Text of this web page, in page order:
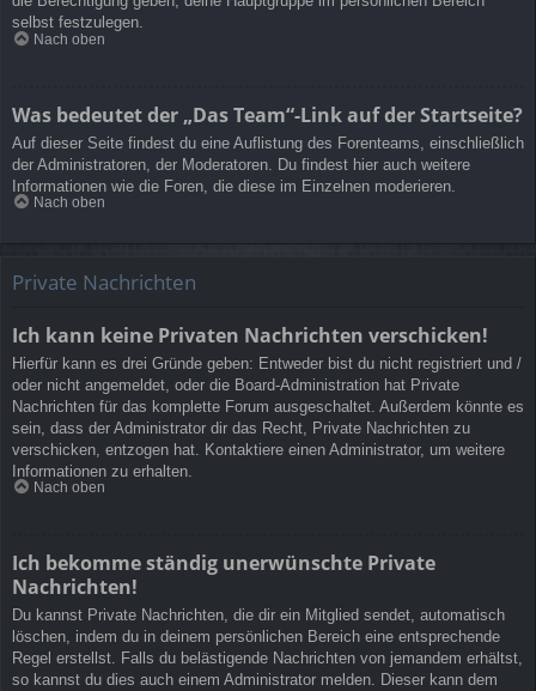
selbst festzulegen.
Nach oben
Was bedeutet der „Das Team“-Link auf der Startseite?
Auf dieser Seite findest du eine Auflistung des Forenteams, einschließlich
der Administratoren, der Moderatoren. Du findest hier auch weitere
Informationen wie die Foren, die diese im Einzelnen moderieren.
Nach oben
Private Nachrichten
Ich kann keine Privaten Nachrichten verschicken!
Hierfür kann es drei Gründe geben: Entweder bist du nicht registriert und /
oder nicht angemeldet, oder die Board-Administration hat Private
Nachrichten für das komplette Forum ausgeschaltet. Außerdem könnte es
sein, dass der Administrator dir das Recht, Private Nachrichten zu
verschicken, entzogen hat. Kontaktiere einen Administrator, um weitere
Informationen zu erhalten.
Nach oben
Ich bekomme ständig unerwünschte Private
Nachrichten!
Du kannst Private Nachrichten, die dir ein Mitglied sendet, automatisch
löschen, indem du in deinem persönlichen Bereich eine entsprechende
Regel erstellst. Falls du belästigende Nachrichten von jemandem erhältst,
so kannst du dies auch einem Administrator melden. Dieser kann dem